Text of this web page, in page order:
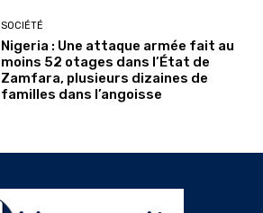
SOCIÉTÉ
Nigeria : Une attaque armée fait au
moins 52 otages dans l’État de
Zamfara, plusieurs dizaines de
familles dans l’angoisse